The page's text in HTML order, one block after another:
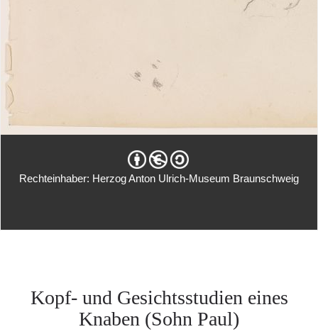
Rechteinhaber: Herzog Anton Ulrich-Museum Braunschweig
Kopf- und Gesichtsstudien eines
Knaben (Sohn Paul)